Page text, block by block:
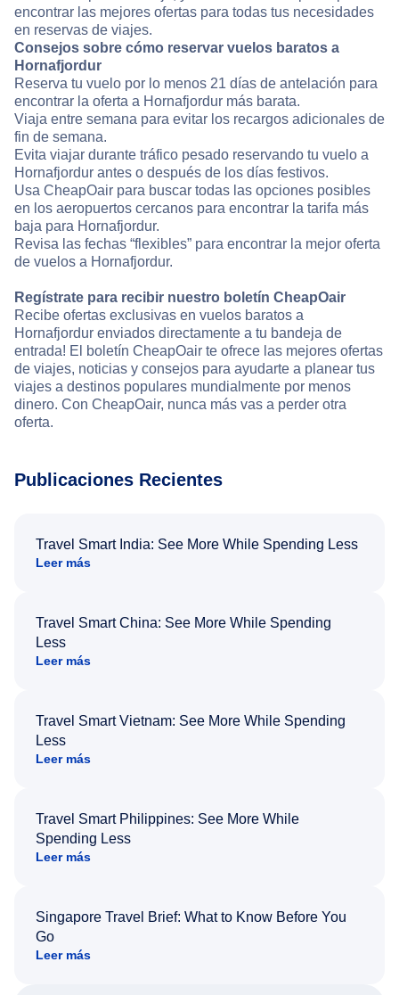
encontrar las mejores ofertas para todas tus necesidades
en reservas de viajes.
Consejos sobre cómo reservar vuelos baratos a
Hornafjordur
Reserva tu vuelo por lo menos 21 días de antelación para
encontrar la oferta a Hornafjordur más barata.
Viaja entre semana para evitar los recargos adicionales de
fin de semana.
Evita viajar durante tráfico pesado reservando tu vuelo a
Hornafjordur antes o después de los días festivos.
Usa CheapOair para buscar todas las opciones posibles
en los aeropuertos cercanos para encontrar la tarifa más
baja para Hornafjordur.
Revisa las fechas “flexibles” para encontrar la mejor oferta
de vuelos a Hornafjordur.
Regístrate para recibir nuestro boletín CheapOair
Recibe ofertas exclusivas en vuelos baratos a
Hornafjordur enviados directamente a tu bandeja de
entrada! El boletín CheapOair te ofrece las mejores ofertas
de viajes, noticias y consejos para ayudarte a planear tus
viajes a destinos populares mundialmente por menos
dinero. Con CheapOair, nunca más vas a perder otra
oferta.
Publicaciones Recientes
Travel Smart India: See More While Spending Less
Leer más
Travel Smart China: See More While Spending
Less
Leer más
Travel Smart Vietnam: See More While Spending
Less
Leer más
Travel Smart Philippines: See More While
Spending Less
Leer más
Singapore Travel Brief: What to Know Before You
Go
Leer más